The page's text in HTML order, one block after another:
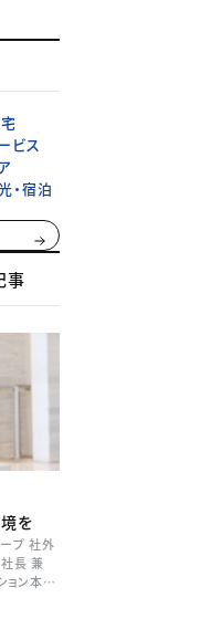
ビス
・宿泊
事
を
プ 社外
長 兼
ョン本部
ト 井村